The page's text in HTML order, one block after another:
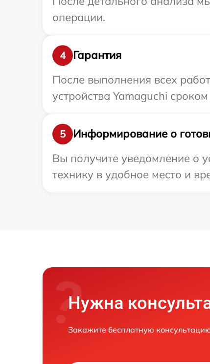
операции.
4
Гарантия
После выполнения всех
устройства Yamaguchi
5
Информирование о
Вы получите уведомление о
технику в удобное место и
Нужна
Закажите бесплатную